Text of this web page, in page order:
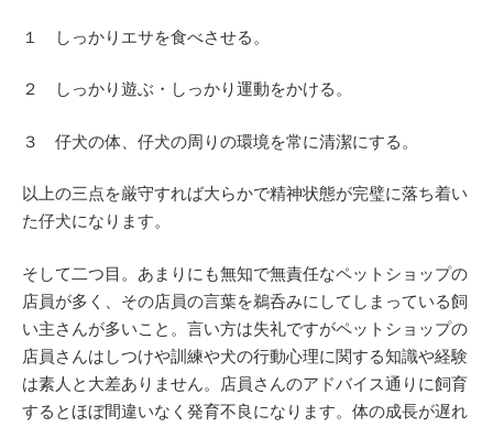
１ しっかりエサを食べさせる。
２ しっかり遊ぶ・しっかり運動をかける。
３ 仔犬の体、仔犬の周りの環境を常に清潔にする。
以上の三点を厳守すれば大らかで精神状態が完璧に落ち着い
た仔犬になります。
そして二つ目。あまりにも無知で無責任なペットショップの
店員が多く、その店員の言葉を鵜呑みにしてしまっている飼
い主さんが多いこと。言い方は失礼ですがペットショップの
店員さんはしつけや訓練や犬の行動心理に関する知識や経験
は素人と大差ありません。店員さんのアドバイス通りに飼育
するとほぼ間違いなく発育不良になります。体の成長が遅れ